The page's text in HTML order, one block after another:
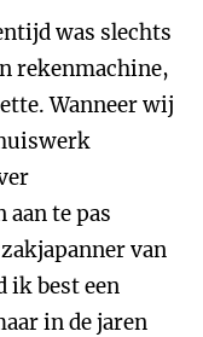
was slechts
rekenmachine,
Wanneer wij
te pas
van
ik best een
in de jaren